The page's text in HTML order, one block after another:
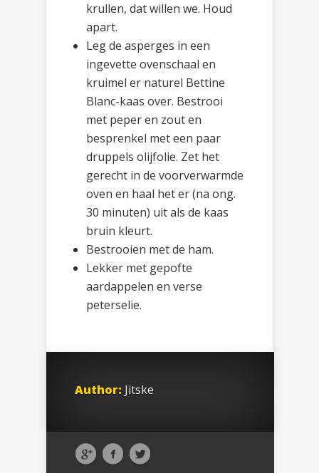
krullen, dat willen we. Houd
apart.
Leg de asperges in een
ingevette ovenschaal en
kruimel er naturel Bettine
Blanc-kaas over. Bestrooi
met peper en zout en
besprenkel met een paar
druppels olijfolie. Zet het
gerecht in de voorverwarmde
oven en haal het er (na ong.
30 minuten) uit als de kaas
bruin kleurt.
Bestrooien met de ham.
Lekker met gepofte
aardappelen en verse
peterselie.
Author: Jitske